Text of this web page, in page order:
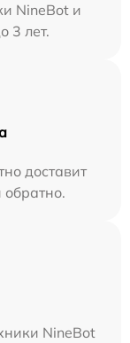
NineBot и
3 лет.
доставит
обратно.
NineBot